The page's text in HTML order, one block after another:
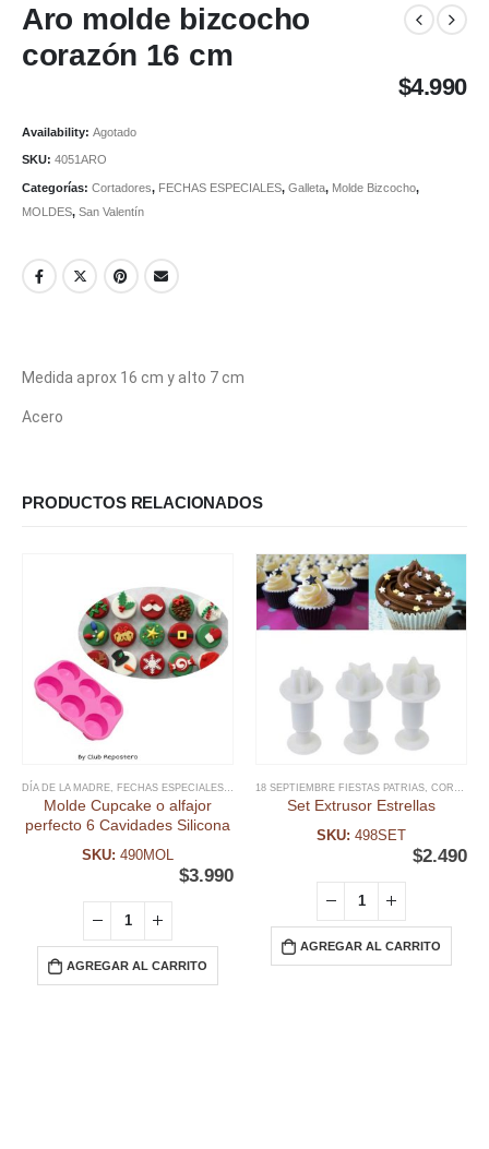
Aro molde bizcocho
corazón 16 cm
$4.990
Availability: Agotado
SKU: 4051ARO
Categorías: Cortadores, FECHAS ESPECIALES, Galleta, Molde Bizcocho,
MOLDES, San Valentín
Medida aprox 16 cm y alto 7 cm
Acero
PRODUCTOS RELACIONADOS
DÍA DE LA MADRE, FECHAS ESPECIALES, MOLDE CUPCAKES,MOLDE SILICONA,MOLDES
Molde Cupcake o alfajor
perfecto 6 Cavidades Silicona
SKU: 490MOL
$3.990
AGREGAR AL CARRITO
18 SEPTIEMBRE FIESTAS PATRIAS, CORTADORES NAVIDAD
Set Extrusor Estrellas
SKU: 498SET
$2.490
AGREGAR AL CARRITO